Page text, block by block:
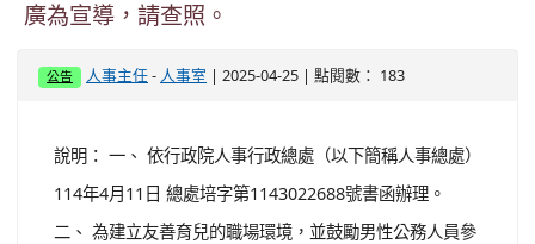
廣為宣導，請查照。
公告 人事主任 - 人事室 | 2025-04-25 | 點閱數： 183
說明： 一、 依行政院人事行政總處（以下簡稱人事總處）
114年4月11日 總處培字第1143022688號書函辦理。
二、 為建立友善育兒的職場環境，並鼓勵男性公務人員參